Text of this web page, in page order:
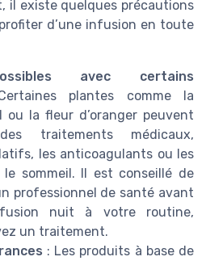
il existe quelques précautions
d’une infusion en toute
avec certains
plantes comme la
ou la fleur d’oranger peuvent
traitements médicaux,
les anticoagulants ou les
le sommeil. Il est conseillé de
professionnel de santé avant
nuit à votre routine,
un traitement.
: Les produits à base de